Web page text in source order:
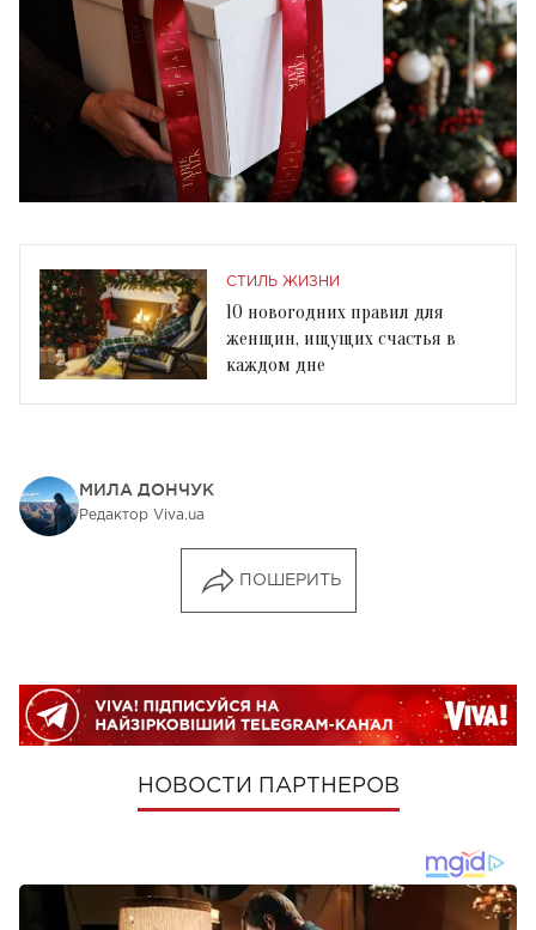
СТИЛЬ ЖИЗНИ
10 новогодних правил для
женщин, ищущих счастья в
каждом дне
МИЛА ДОНЧУК
Редактор Viva.ua
ПОШЕРИТЬ
НОВОСТИ ПАРТНЕРОВ